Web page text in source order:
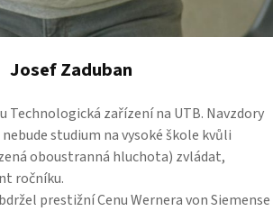
Josef Zaduban
Technologická zařízení na UTB. Navzdory
studium na vysoké škole kvůli
oboustranná hluchota) zvládat,
ročníku.
prestižní Cenu Wernera von Siemense